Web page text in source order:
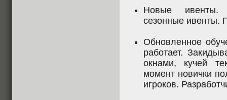
Новые ивенты.
сезонные ивенты.
Обновленное
работает.
окнами, кучей
момент новички
игроков.